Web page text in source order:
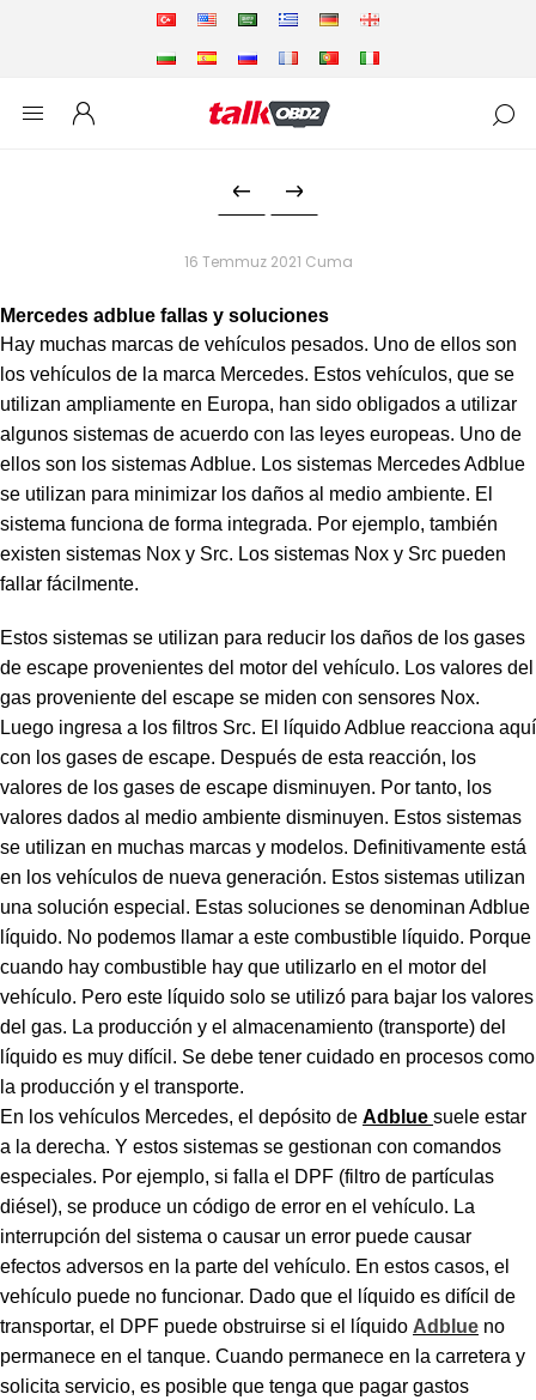
16 Temmuz 2021 Cuma
Mercedes adblue fallas y soluciones
Hay muchas marcas de vehículos pesados. Uno de ellos son
los vehículos de la marca Mercedes. Estos vehículos, que se
utilizan ampliamente en Europa, han sido obligados a utilizar
algunos sistemas de acuerdo con las leyes europeas. Uno de
ellos son los sistemas Adblue. Los sistemas Mercedes Adblue
se utilizan para minimizar los daños al medio ambiente. El
sistema funciona de forma integrada. Por ejemplo, también
existen sistemas Nox y Src. Los sistemas Nox y Src pueden
fallar fácilmente.
Estos sistemas se utilizan para reducir los daños de los gases
de escape provenientes del motor del vehículo. Los valores del
gas proveniente del escape se miden con sensores Nox.
Luego ingresa a los filtros Src. El líquido Adblue reacciona aquí
con los gases de escape. Después de esta reacción, los
valores de los gases de escape disminuyen. Por tanto, los
valores dados al medio ambiente disminuyen. Estos sistemas
se utilizan en muchas marcas y modelos. Definitivamente está
en los vehículos de nueva generación. Estos sistemas utilizan
una solución especial. Estas soluciones se denominan Adblue
líquido. No podemos llamar a este combustible líquido. Porque
cuando hay combustible hay que utilizarlo en el motor del
vehículo. Pero este líquido solo se utilizó para bajar los valores
del gas. La producción y el almacenamiento (transporte) del
líquido es muy difícil. Se debe tener cuidado en procesos como
la producción y el transporte.
En los vehículos Mercedes, el depósito de Adblue suele estar
a la derecha. Y estos sistemas se gestionan con comandos
especiales. Por ejemplo, si falla el DPF (filtro de partículas
diésel), se produce un código de error en el vehículo. La
interrupción del sistema o causar un error puede causar
efectos adversos en la parte del vehículo. En estos casos, el
vehículo puede no funcionar. Dado que el líquido es difícil de
transportar, el DPF puede obstruirse si el líquido Adblue no
permanece en el tanque. Cuando permanece en la carretera y
solicita servicio, es posible que tenga que pagar gastos